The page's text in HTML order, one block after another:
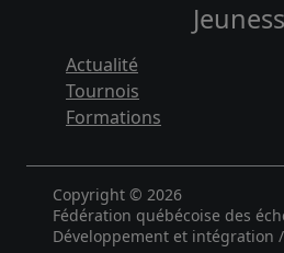
Actualité
Tournois
Formations
Copyright © 2026
Fédération québécoise des
Développement et intégration